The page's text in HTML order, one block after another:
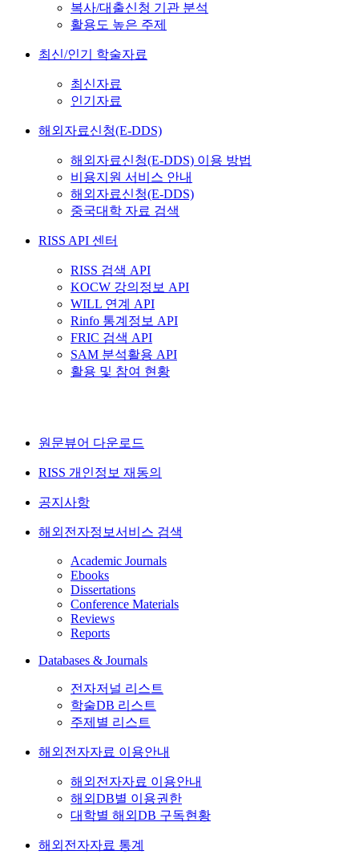
복사/대출신청 기관 분석
활용도 높은 주제
최신/인기 학술자료
최신자료
인기자료
해외자료신청(E-DDS)
해외자료신청(E-DDS) 이용 방법
비용지원 서비스 안내
해외자료신청(E-DDS)
중국대학 자료 검색
RISS API 센터
RISS 검색 API
KOCW 강의정보 API
WILL 연계 API
Rinfo 통계정보 API
FRIC 검색 API
SAM 분석활용 API
활용 및 참여 현황
원문뷰어 다운로드
RISS 개인정보 재동의
공지사항
해외전자정보서비스 검색
Academic Journals
Ebooks
Dissertations
Conference Materials
Reviews
Reports
Databases & Journals
전자저널 리스트
학술DB 리스트
주제별 리스트
해외전자자료 이용안내
해외전자자료 이용안내
해외DB별 이용권한
대학별 해외DB 구독현황
해외전자자료 통계